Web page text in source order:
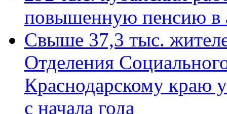
повышенную пенсию в
Свыше 37,3 тыс.
Отделения
Краснодарскому краю
с начала года